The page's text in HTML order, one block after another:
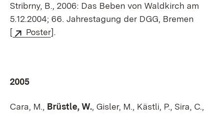
Stribrny, B., 2006: Das Beben von Waldkirch am
5.12.2004; 66. Jahrestagung der DGG, Bremen
[
Poster].
2005
Cara, M., Brüstle, W., Gisler, M., Kästli, P., Sira, C.,